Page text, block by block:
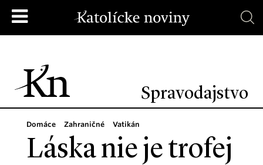
Spravodajstvo
Domáce Zahraničné Vatikán
Láska nie je trofej